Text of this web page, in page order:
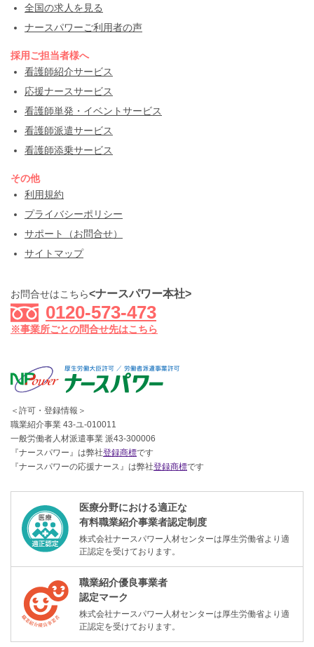
全国の求人を見る
ナースパワーご利用者の声
採用ご担当者様へ
看護師紹介サービス
応援ナースサービス
看護師単発・イベントサービス
看護師派遣サービス
看護師添乗サービス
その他
利用規約
プライバシーポリシー
サポート（お問合せ）
サイトマップ
お問合せはこちら<ナースパワー本社>
0120-573-473
※事業所ごとの問合せ先はこちら
＜許可・登録情報＞
職業紹介事業 43-ユ-010011
一般労働者人材派遣事業 派43-300006
『ナースパワー』は弊社登録商標です
『ナースパワーの応援ナース』は弊社登録商標です
医療分野における適正な
有料職業紹介事業者認定制度
株式会社ナースパワー人材センターは厚生労働省より適
正認定を受けております。
職業紹介優良事業者
認定マーク
株式会社ナースパワー人材センターは厚生労働省より適
正認定を受けております。